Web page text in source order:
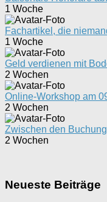
1 Woche
Fachartikel, die
1 Woche
Geld verdienen mit
2 Wochen
Online-Workshop am
2 Wochen
Zwischen den
2 Wochen
Neueste Beiträge